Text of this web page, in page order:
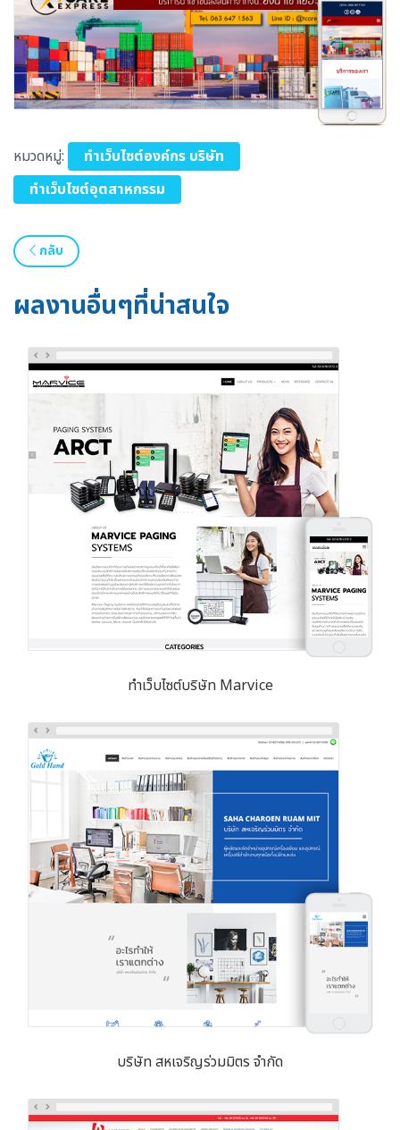
หมวดหมู่:
ทำเว็บไซต์องค์กร บริษัท
ทำเว็บไซต์อุตสาหกรรม
กลับ
ผลงานอื่นๆที่น่าสนใจ
ทำเว็บไซต์บริษัท Marvice
บริษัท สหเจริญร่วมมิตร จำกัด